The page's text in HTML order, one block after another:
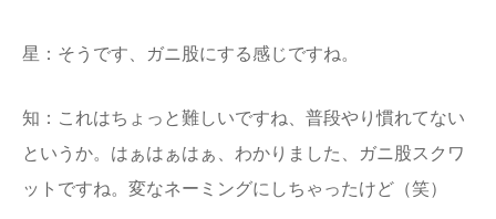
星：そうです、ガニ股にする感じですね。
知：これはちょっと難しいですね、普段やり慣れてない
というか。はぁはぁはぁ、わかりました、ガニ股スクワ
ットですね。変なネーミングにしちゃったけど（笑）